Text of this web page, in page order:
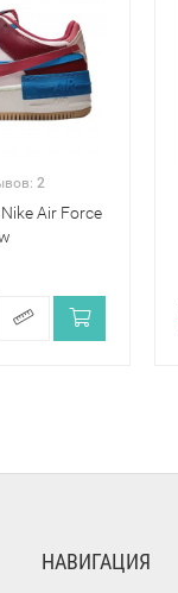
2
Air Force
НАВИГАЦИЯ